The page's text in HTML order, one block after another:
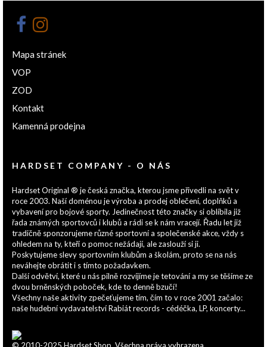
Mapa stránek
VOP
ZOD
Kontakt
Kamenná prodejna
HARDSET COMPANY - O NÁS
Hardset Original ® je česká značka, kterou jsme přivedli na svět v
roce 2003. Naší doménou je výroba a prodej oblečení, doplňků a
vybavení pro bojové sporty. Jedinečnost této značky si oblíbila již
řada známých sportovců i klubů a rádi se k nám vracejí. Řadu let již
tradičně sponzorujeme různé sportovní a společenské akce, vždy s
ohledem na ty, kteří o pomoc nežádají, ale zaslouží si ji.
Poskytujeme slevy sportovním klubům a školám, proto se na nás
neváhejte obrátit i s tímto požadavkem.
Další odvětví, které u nás pilně rozvíjíme je tetování a my se těšíme ze
dvou brněnských poboček, kde to denně bzučí!
Všechny naše aktivity zpečeťujeme tím, čím to v roce 2001 začalo:
naše hudební vydavatelství Rabiát records - cédéčka, LP, koncerty...
© 2010-2025 Hardset Shop. Všechna práva vyhrazena